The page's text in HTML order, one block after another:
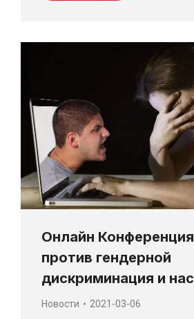
Онлайн
против гендерной
дискриминация и
Новости 2021-03-06